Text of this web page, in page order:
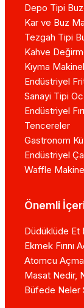
Depo Tipi
Kar ve Buz
Tezgah Tipi
Kahve
Kıyma
Endüstriyel
Sanayi Tipi
Endüstriyel
Tencereler
Gastronom
Endüstriyel
Waffle
Önemli
Düdüklüde Et
Ekmek
Atomcu
Masat Nedir,
Büfede Neler